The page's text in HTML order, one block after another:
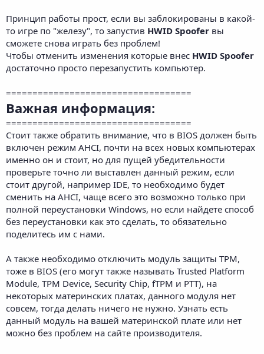
Принцип работы прост, если вы заблокированы в какой-
то игре по "железу", то запустив HWID Spoofer вы
сможете снова играть без проблем!
Чтобы отменить изменения которые внес HWID Spoofer
достаточно просто перезапустить компьютер.
===================================
Важная информация:
===================================
Стоит также обратить внимание, что в BIOS должен быть
включен режим AHСI, почти на всех новых компьютерах
именно он и стоит, но для пущей убедительности
проверьте точно ли выставлен данный режим, если
стоит другой, например IDE, то необходимо будет
сменить на AHСI, чаще всего это возможно только при
полной переустановки Windows, но если найдете способ
без переустановки как это сделать, то обязательно
поделитесь им с нами.
А также необходимо отключить модуль защиты TPM,
тоже в BIOS (его могут также называть Trusted Platform
Module, TPM Device, Security Chip, fTPM и PTT), на
некоторых материнских платах, данного модуля нет
совсем, тогда делать ничего не нужно. Узнать есть
данный модуль на вашей материнской плате или нет
можно без проблем на сайте производителя.